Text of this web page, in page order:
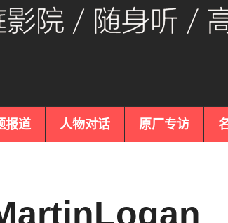
报道 人物对话 原厂专访